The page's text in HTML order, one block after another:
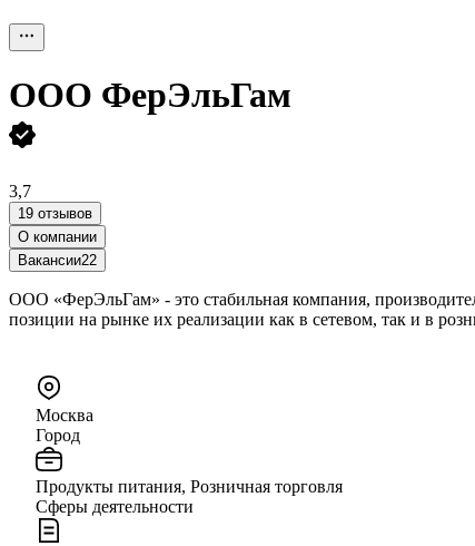
ООО ФерЭльГам
3,7
19 отзывов
О компании
Вакансии22
ООО «ФерЭльГам» - это стабильная компания,
позиции на рынке их реализации как в сетевом, так и в
Москва
Город
Продукты питания, Розничная торговля
Сферы деятельности